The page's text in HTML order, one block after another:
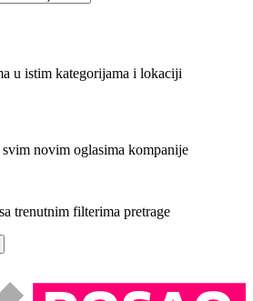
u istim kategorijama i lokaciji
novim oglasima kompanije
trenutnim filterima pretrage